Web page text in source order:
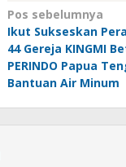
Navigasi
pos
Pos sebelumnya
Ikut Sukseskan
44 Gereja KINGMI
PERINDO Papua
Bantuan Air Minum